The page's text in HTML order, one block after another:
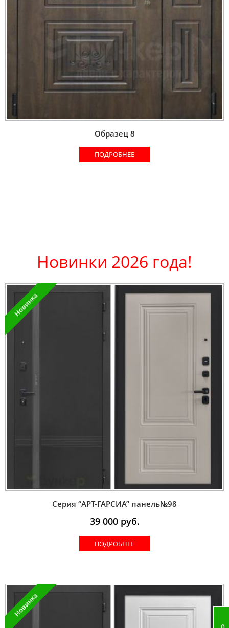
Образец 8
ПОДРОБНЕЕ
Новинки 2026 года!
Новинка
Серия “AРT-ГАРСИА” панель№98
39 000руб.
ПОДРОБНЕЕ
Новинка